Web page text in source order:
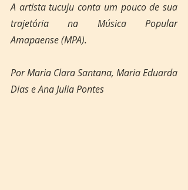
A artista tucuju conta um pouco de sua
trajetória na Música Popular
Amapaense (MPA).
Por Maria Clara Santana, Maria Eduarda
Dias e Ana Julia Pontes